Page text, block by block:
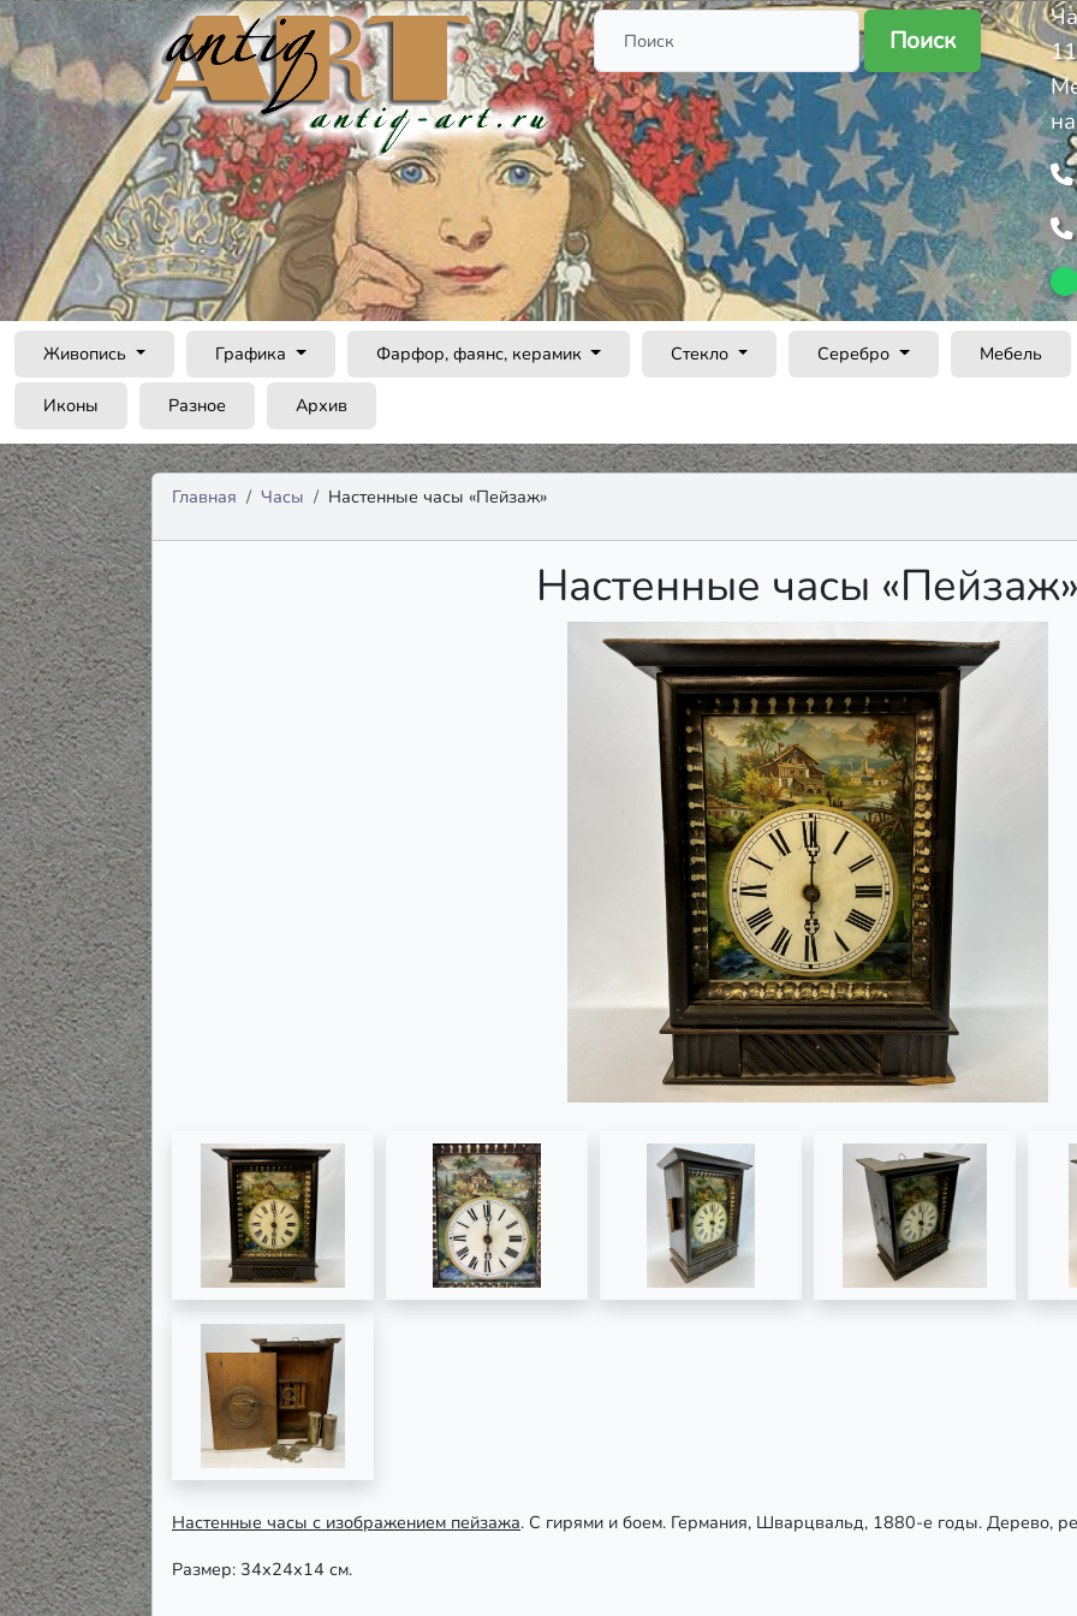
Поиск
Живопись Графика Фарфор, фаянс, керамик Стекло Серебро Мебель
Иконы Разное Архив
Главная Часы Настенные часы «Пейзаж»
Настенные часы
Настенные часы с изображением пейзажа. С гирями и боем. Германия, Шварцвальд, 1880-е годы. Дерево,
Размер: 34х24х14 см.